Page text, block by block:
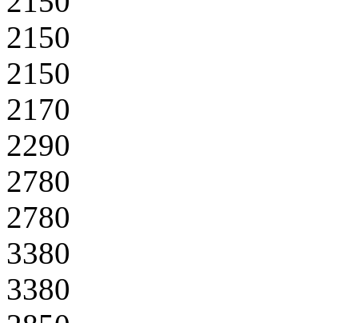
2150
2150
2170
2290
2780
2780
3380
3380